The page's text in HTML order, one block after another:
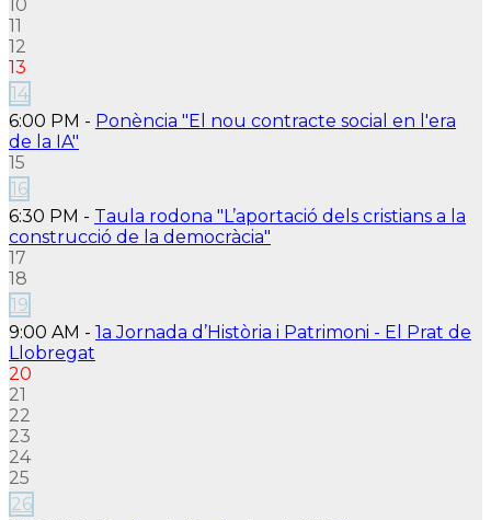
10
11
12
13
14
6:00 PM - Ponència "El nou contracte social en l'era
de la IA"
15
16
6:30 PM - Taula rodona "L’aportació dels cristians a la
construcció de la democràcia"
17
18
19
9:00 AM - 1a Jornada d’Història i Patrimoni - El Prat de
Llobregat
20
21
22
23
24
25
26